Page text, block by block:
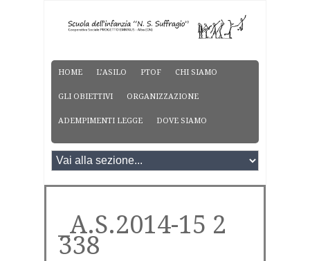
HOME L’ASILO PTOF CHI SIAMO
GLI OBIETTIVI ORGANIZZAZIONE
ADEMPIMENTI LEGGE DOVE SIAMO
_A.S.2014-15 2
338